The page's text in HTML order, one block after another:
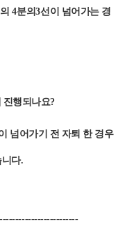
의4분의3선이 넘어가는 경
진행되나요?
넘어가기 전 자퇴 한 경우
다.